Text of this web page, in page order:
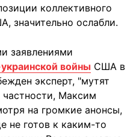
коллективного
значительно ослабли.
заявлениями
войны США в
эксперт, "мутят
частности, Максим
на громкие анонсы,
не готов к каким-то